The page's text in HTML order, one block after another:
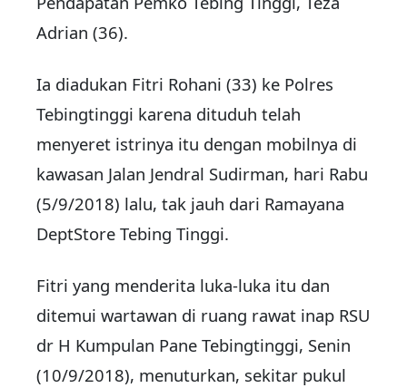
Adrian (36).
Ia diadukan Fitri Rohani (33) ke Polres
Tebingtinggi karena dituduh telah
menyeret istrinya itu dengan mobilnya di
kawasan Jalan Jendral Sudirman, hari Rabu
(5/9/2018) lalu, tak jauh dari Ramayana
DeptStore Tebing Tinggi.
Fitri yang menderita luka-luka itu dan
ditemui wartawan di ruang rawat inap RSU
dr H Kumpulan Pane Tebingtinggi, Senin
(10/9/2018), menuturkan, sekitar pukul